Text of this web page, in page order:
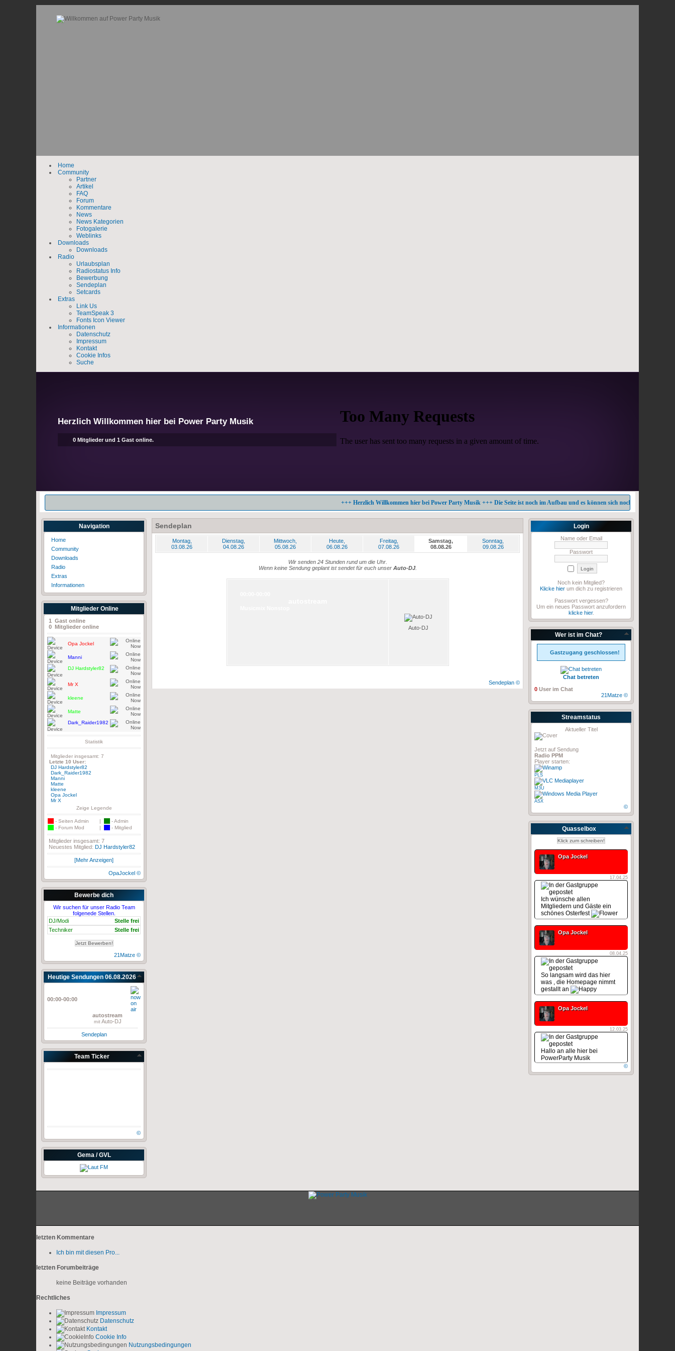
Home
Community
Partner
Artikel
FAQ
Forum
Kommentare
News
News Kategorien
Fotogalerie
Weblinks
Downloads
Downloads
Radio
Urlaubsplan
Radiostatus Info
Bewerbung
Sendeplan
Setcards
Extras
Link Us
TeamSpeak 3
Fonts Icon Viewer
Informationen
Datenschutz
Impressum
Kontakt
Cookie Infos
Suche
Herzlich Willkommen hier bei Power Party Musik
0 Mitglieder und 1 Gast online.
+++ Herzlich Willkommen hier bei Power Party Musik +++ Die Seite ist noch im Aufbau und es können sich noch einige Fehler
Navigation
Home
Community
Downloads
Radio
Extras
Informationen
Mitglieder Online
1 Gast online
0 Mitglieder online
Opa Jockel
Manni
DJ Hardstyler82
Mr X
kleene
Matte
Dark_Raider1982
Statistik
Mitglieder insgesamt: 7
Letzte 10 User:
DJ Hardstyler82
Dark_Raider1982
Manni
Matte
kleene
Opa Jockel
Mr X
Zeige Legende
- Seiten Admin |
- Admin
- Forum Mod
| - Mitglied
Mitglieder insgesamt: 7
Neuestes Mitglied: DJ Hardstyler82
[Mehr Anzeigen]
OpaJockel ©
Bewerbe dich
Wir suchen für unser Radio Team
folgenede Stellen.
DJ/Modi
Stelle frei
Techniker
Stelle frei
Jetzt Bewerben!
21Matze ©
Heutige Sendungen 06.08.2026
00:00-00:00
autostream
mitAuto-DJ
Sendeplan
Team Ticker
©
Gema / GVL
Login
Name oder Email
Passwort
Noch kein Mitglied?
Klicke hier um dich zu registrieren
Passwort vergessen?
Um ein neues Passwort anzufordern
klicke hier.
Wer ist im Chat?
Gastzugang geschlossen!
Chat betreten
0 User im Chat
21Matze ©
Streamstatus
Aktueller Titel
Jetzt auf Sendung
Radio PPM
Player starten:
PLS
M3U
ASX
©
Quasselbox
Klick zum schreiben!
Opa Jockel
17.04.25
Ich wünsche allen
Mitgliedern und Gäste ein
schönes Osterfest
Opa Jockel
08.04.25
So langsam wird das hier
was , die Homepage nimmt
gestallt an
Opa Jockel
12.03.25
Hallo an alle hier bei
PowerParty Musik
©
Sendeplan
Montag,
03.08.26
Dienstag,
04.08.26
Mittwoch,
05.08.26
Heute,
06.08.26
Freitag,
07.08.26
Samstag,
08.08.26
Sonntag,
09.08.26
Wir senden 24 Stunden rund um die Uhr.
Wenn keine Sendung geplant ist sendet für euch unser Auto-DJ.
Auto-DJ
Sendeplan ©
letzten Kommentare
Ich bin mit diesen Pro...
letzten Forumbeiträge
keine Beiträge vorhanden
Rechtliches
Impressum
Datenschutz
Kontakt
Cookie Info
Nutzungsbedingungen